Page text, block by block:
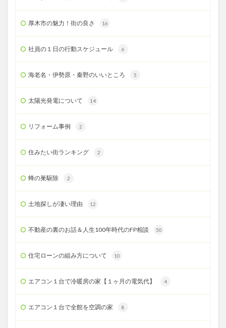
厚木市の魅力！街の良さ 16
社員の１日の行動スケジュール 6
海老名・伊勢原・秦野のいいところ 5
太陽光発電について 14
リフォーム事例 2
住みたい街ランキング 2
蜂の巣駆除 2
土地探しが凄い理由 12
不動産の裏のお話＆人生100年時代のFP相談 50
住宅ローンの組み方について 10
エアコン１台で冷暖房の家【１ヶ月の電気代】 4
エアコン１台で全館を空調の家 8